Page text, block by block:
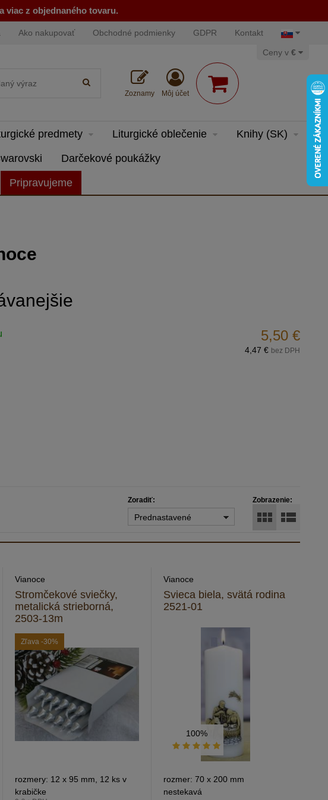
viac z objednaného tovaru.
Zoznamy Môj účet
Ako nakupovať Obchodné podmienky GDPR Kontakt
Ceny v €
5,50 €
4,47 € bez DPH
Zobrazenie:
Zoradiť:
Prednastavené
Vianoce
Stromčekové sviečky,
metalická strieborná,
2503-13m
Zľava -30%
rozmery: 12 x 95 mm, 12 ks v
krabičke
Vianoce
Svieca biela, svätá rodina
2521-01
100%
rozmer: 70 x 200 mm
nestekavá
predmety Liturgické oblečenie Knihy (SK)
Darčekové poukážky
Pripravujeme